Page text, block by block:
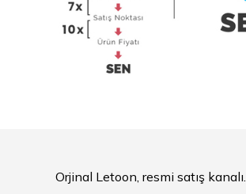
Orjinal Letoon, resmi satış kanalı.